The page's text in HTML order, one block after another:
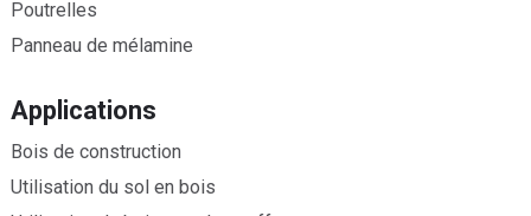
Poutrelles
Panneau de mélamine
Applications
Bois de construction
Utilisation du sol en bois